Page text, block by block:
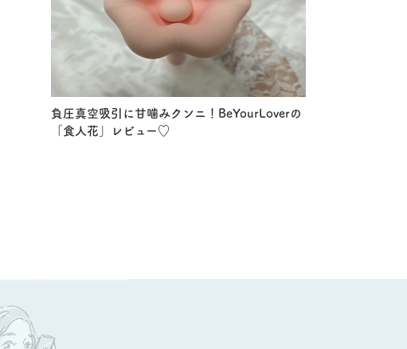
負圧真空吸引に甘噛みクンニ！BeYourLoverの
「食人花」レビュー♡